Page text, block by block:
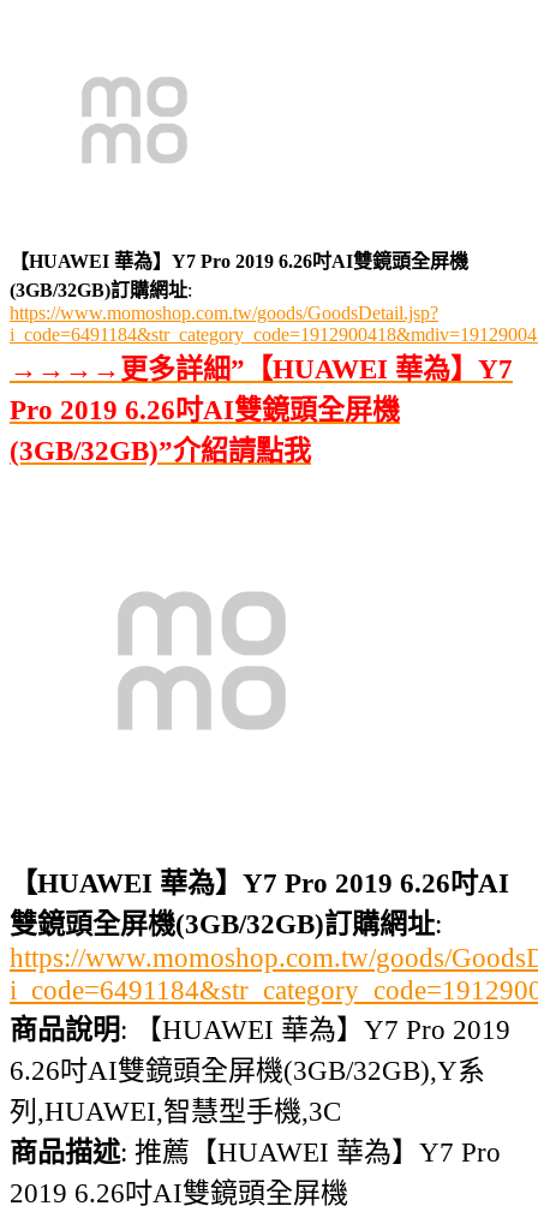
【HUAWEI 華為】Y7 Pro 2019 6.26吋AI雙鏡頭全屏機
(3GB/32GB)訂購網址:
https://www.momoshop.com.tw/goods/GoodsDetail.jsp?
→→→→更多詳細”【HUAWEI 華為】Y7
Pro 2019 6.26吋AI雙鏡頭全屏機
(3GB/32GB)”介紹請點我
【HUAWEI 華為】Y7 Pro 2019 6.26吋AI
雙鏡頭全屏機(3GB/32GB)訂購網址:
https://www.momoshop.com.tw/goods/
商品說明: 【HUAWEI 華為】Y7 Pro 2019
6.26吋AI雙鏡頭全屏機(3GB/32GB),Y系
列,HUAWEI,智慧型手機,3C
商品描述: 推薦【HUAWEI 華為】Y7 Pro
2019 6.26吋AI雙鏡頭全屏機